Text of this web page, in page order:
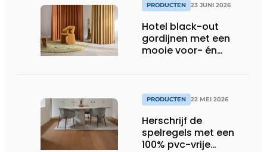
PRODUCTEN 23 JUNI 2026
Hotel black-out
gordijnen met een
mooie voor- én
PRODUCTEN 22 MEI 2026
Herschrijf de
spelregels met een
100% pvc-vrije